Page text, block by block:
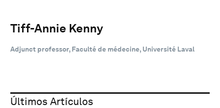
Tiff-Annie Kenny
Adjunct professor, Faculté de médecine, Université Laval
Últimos Artículos